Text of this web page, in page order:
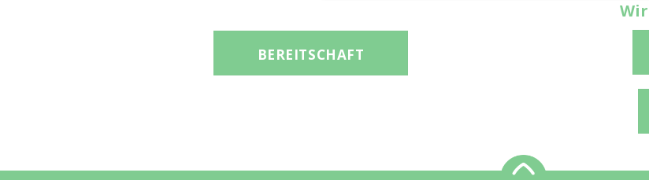
BEREITSCHAFT